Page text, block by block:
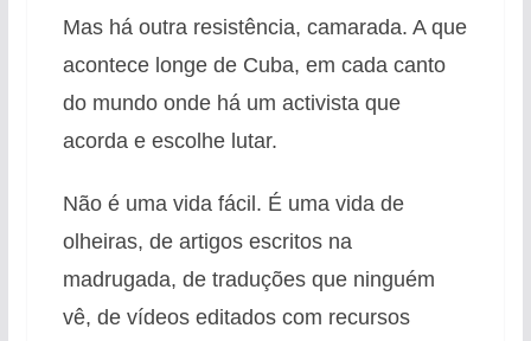
Mas há outra resistência, camarada. A que
acontece longe de Cuba, em cada canto
do mundo onde há um activista que
acorda e escolhe lutar.
Não é uma vida fácil. É uma vida de
olheiras, de artigos escritos na
madrugada, de traduções que ninguém
vê, de vídeos editados com recursos